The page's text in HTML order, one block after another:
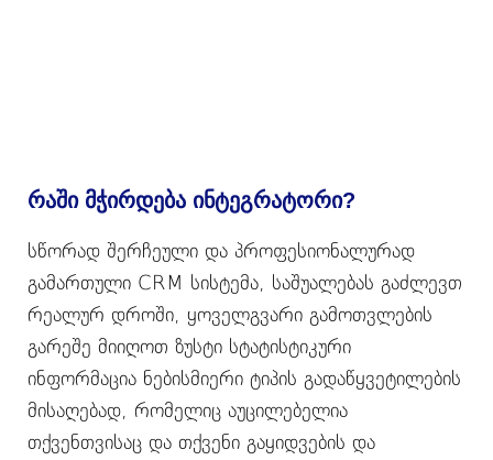
რაში მჭირდება ინტეგრატორი?
სწორად შერჩეული და პროფესიონალურად
გამართული CRM სისტემა, საშუალებას გაძლევთ
რეალურ დროში, ყოველგვარი გამოთვლების
გარეშე მიიღოთ ზუსტი სტატისტიკური
ინფორმაცია ნებისმიერი ტიპის გადაწყვეტილების
მისაღებად, რომელიც აუცილებელია
თქვენთვისაც და თქვენი გაყიდვების და